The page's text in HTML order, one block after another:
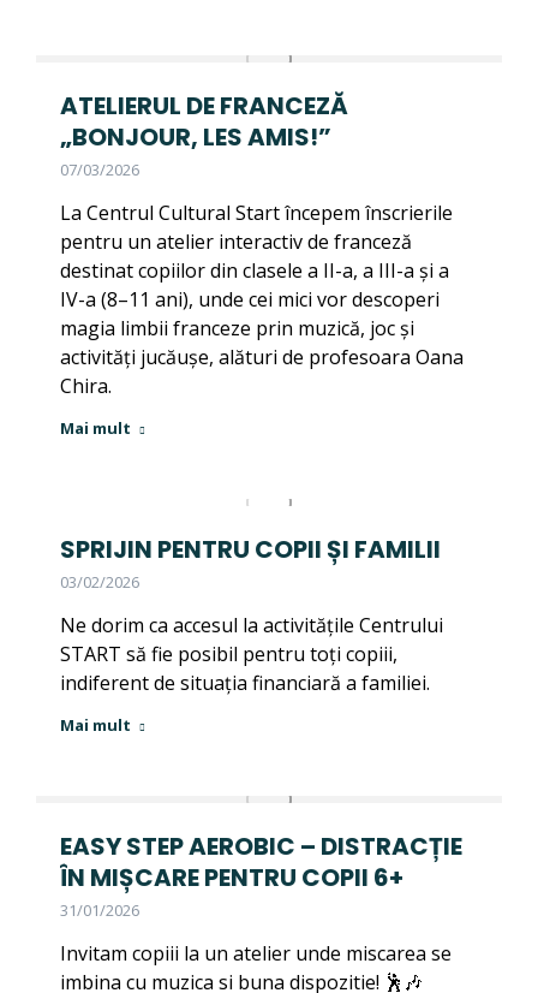
ATELIERUL DE FRANCEZĂ
„BONJOUR, LES AMIS!”
07/03/2026
La Centrul Cultural Start începem înscrierile
pentru un atelier interactiv de franceză
destinat copiilor din clasele a II-a, a III-a și a
IV-a (8–11 ani), unde cei mici vor descoperi
magia limbii franceze prin muzică, joc și
activități jucăușe, alături de profesoara Oana
Chira.
Mai mult
SPRIJIN PENTRU COPII ȘI FAMILII
03/02/2026
Ne dorim ca accesul la activitățile Centrului
START să fie posibil pentru toți copiii,
indiferent de situația financiară a familiei.
Mai mult
EASY STEP AEROBIC – DISTRACȚIE
ÎN MIȘCARE PENTRU COPII 6+
31/01/2026
Invitam copiii la un atelier unde miscarea se
imbina cu muzica si buna dispozitie! 🕺🎶